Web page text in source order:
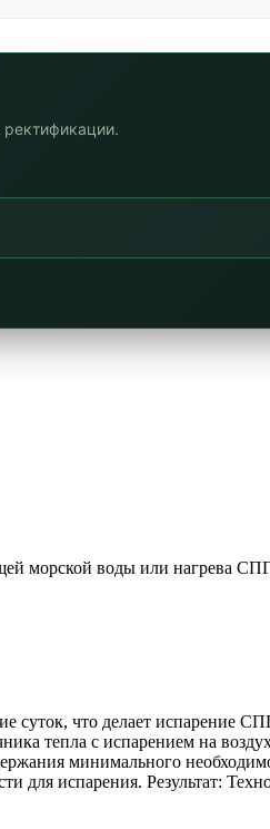
морской воды или нагрева
суток, что делает испарение
тепла с испарением на
минимального
для испарения. Результат: